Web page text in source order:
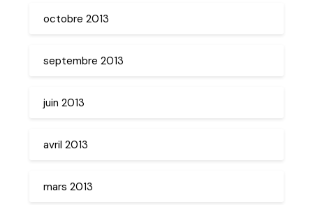
octobre 2013
septembre 2013
juin 2013
avril 2013
mars 2013